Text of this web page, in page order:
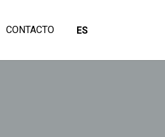
CONTACTO ES